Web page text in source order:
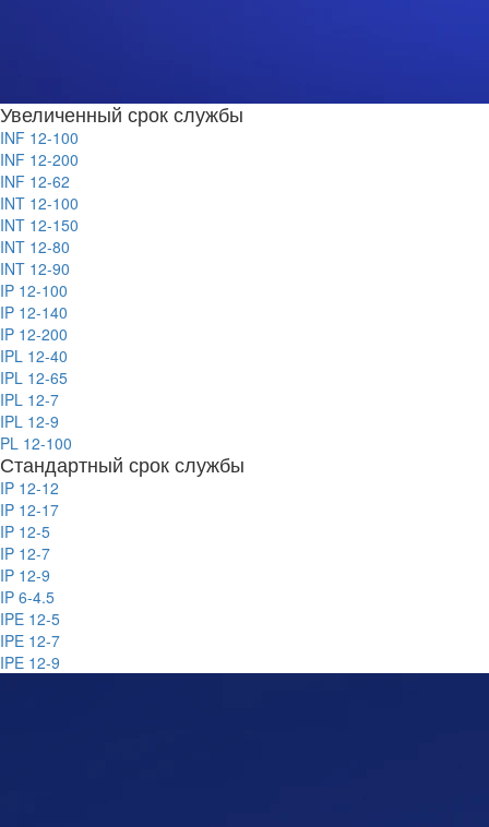
Увеличенный срок службы
INF 12-100
INF 12-200
INF 12-62
INT 12-100
INT 12-150
INT 12-80
INT 12-90
IP 12-100
IP 12-140
IP 12-200
IPL 12-40
IPL 12-65
IPL 12-7
IPL 12-9
PL 12-100
Стандартный срок службы
IP 12-12
IP 12-17
IP 12-5
IP 12-7
IP 12-9
IP 6-4.5
IPE 12-5
IPE 12-7
IPE 12-9